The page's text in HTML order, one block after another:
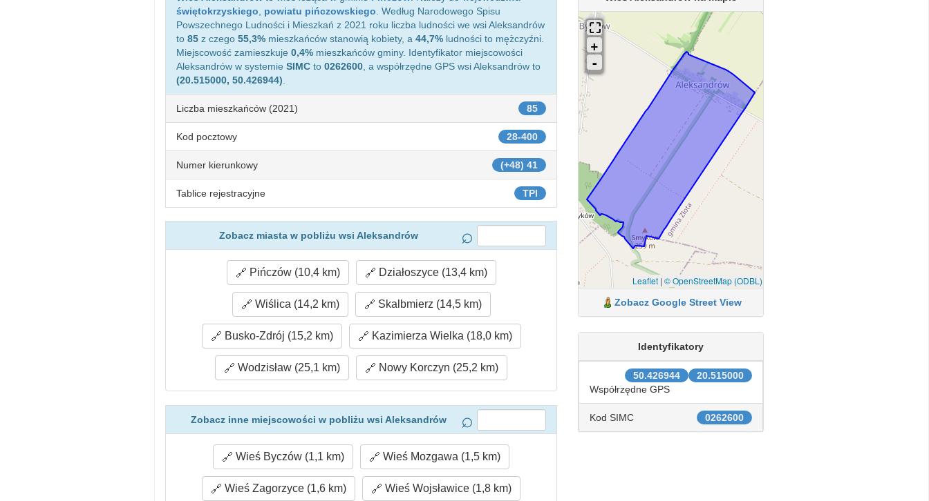
świętokrzyskiego
powiatu pińczowskiego . Według Narodowego Spisu
Powszechnego Ludności i Mieszkań z 2021 roku liczba ludności we wsi Aleksandrów
to 85 z czego 55,3% mieszkańców stanowią kobiety, a 44,7% ludności to mężczyźni.
Miejscowość zamieszkuje 0,4% mieszkańców gminy. Identyfikator miejscowości
Aleksandrów w systemie SIMC to 0262600 , a współrzędne GPS wsi Aleksandrów to
(20.515000, 50.426944)
85
Liczba mieszkańców (2021)
28-400
Kod pocztowy
(+48) 41
Numer kierunkowy
TPI
Tablice rejestracyjne
Zobacz miasta w pobliżu wsi Aleksandrów
Pińczów (10,4 km) Działoszyce (13,4 km)
Wiślica (14,2 km) Skalbmierz (14,5 km)
Busko-Zdrój (15,2 km) Kazimierza Wielka (18,0 km)
Wodzisław (25,1 km) Nowy Korczyn (25,2 km)
Zobacz inne miejscowości w pobliżu wsi Aleksandrów
Wieś Byczów (1,1 km) Wieś Mozgawa (1,5 km)
Wieś Zagorzyce (1,6 km) Wieś Wojsławice (1,8 km)
Leaflet| © OpenStreetMap (ODBL)
Zobacz Google Street View
Identyfikatory
20.515000
50.426944
Współrzędne GPS
0262600
Kod SIMC